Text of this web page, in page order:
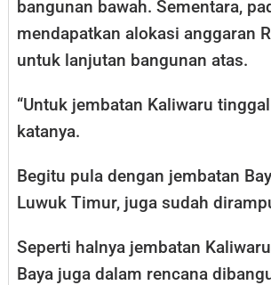
bangunan bawah. Sementara,
mendapatkan alokasi anggaran
untuk lanjutan bangunan atas.
“Untuk jembatan Kaliwaru
katanya.
Begitu pula dengan jembatan
Luwuk Timur, juga sudah
Seperti halnya jembatan
Baya juga dalam rencana